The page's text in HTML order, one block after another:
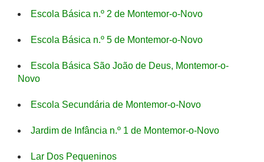
Escola Básica n.º 2 de Montemor-o-Novo
Escola Básica n.º 5 de Montemor-o-Novo
Escola Básica São João de Deus, Montemor-o-
Novo
Escola Secundária de Montemor-o-Novo
Jardim de Infância n.º 1 de Montemor-o-Novo
Lar Dos Pequeninos